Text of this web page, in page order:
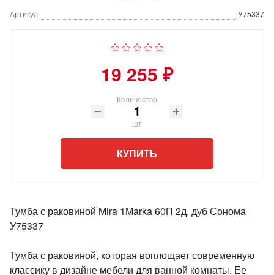
Артикул У75337
19 255 ₽
Количество
шт
КУПИТЬ
Тумба с раковиной Mira 1Marka 60П 2д. дуб Сонома
У75337
Тумба с раковиной, которая воплощает современную
классику в дизайне мебели для ванной комнаты. Ее